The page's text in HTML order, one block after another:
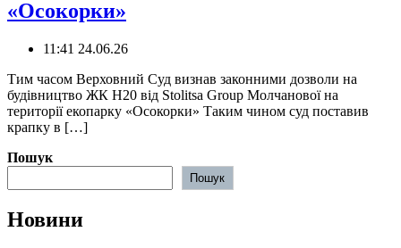
«Осокорки»
11:41 24.06.26
️️Тим часом Верховний Суд визнав законними дозволи на
будівництво ЖК H20 від Stolitsa Group Молчанової на
території екопарку «Осокорки» Таким чином суд поставив
крапку в […]
Пошук
Пошук
Новини